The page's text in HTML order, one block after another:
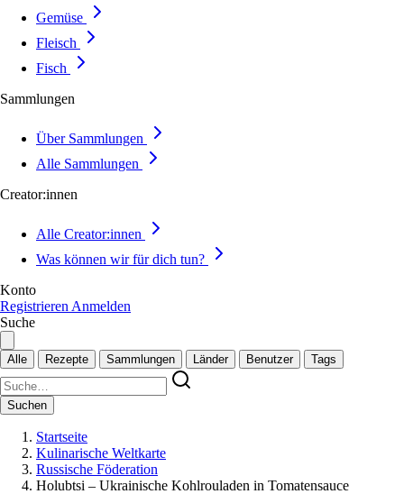
Gemüse
Fleisch
Fisch
Sammlungen
Über Sammlungen
Alle Sammlungen
Creator:innen
Alle Creator:innen
Was können wir für dich tun?
Konto
Registrieren Anmelden
Suche
Alle Rezepte Sammlungen Länder Benutzer Tags
Suchen
Startseite
Kulinarische Weltkarte
Russische Föderation
Holubtsi – Ukrainische Kohlrouladen in Tomatensauce